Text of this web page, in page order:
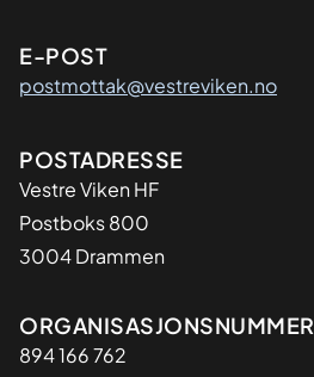
E-POST
postmottak@vestreviken.no
Adresse
POSTADRESSE
Vestre Viken HF
Postboks 800
3004 Drammen
Organisasjon
ORGANISASJONSNUMMER
894 166 762